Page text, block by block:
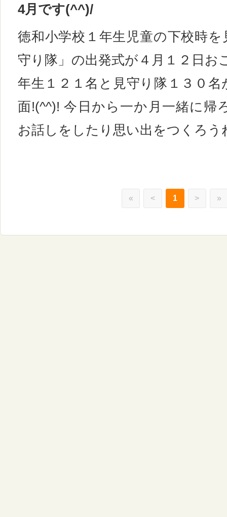
4月です(^^)/
徳和小学校１年生児童の下校時
守り隊」の出発式が４月１２日お
年生１２１名と見守り隊１３０
面!(^^)! 今日から一か月一緒に帰
お話しをしたり思い出をつくろ
« < 1 > »